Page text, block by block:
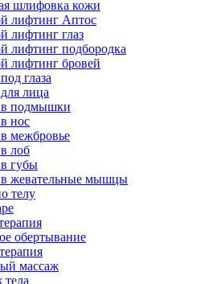
шлифовка кожи
лифтинг Аптос
лифтинг глаз
лифтинг подбородка
лифтинг бровей
глаза
лица
в подмышки
нос
межбровье
лоб
губы
в жевательные мышцы
телу
обертывание
массаж